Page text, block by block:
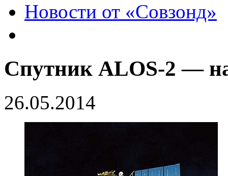
Новости от «Совзонд»
Спутник ALOS-2 —
26.05.2014